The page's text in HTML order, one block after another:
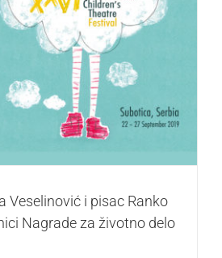
i pisac Ranko Risojević
za životno delo “Mali Princ
Život i zabava
Veselinović i pisac Ranko
Nagrade za životno delo